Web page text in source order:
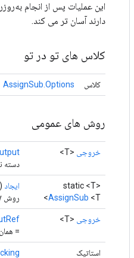
دارند آسان تر می کند.
کلاس های تو در تو
کلاس AssignSub.Options
روش های عمومی
خروجی <T>
دسته
static <T>
AssignSub <T>
ایجاد
روش Factory برای ایجاد کلاسی که عملیات AssignSub جدید را بسته بندی می کند.
خروجی <T>
=
استاتیک